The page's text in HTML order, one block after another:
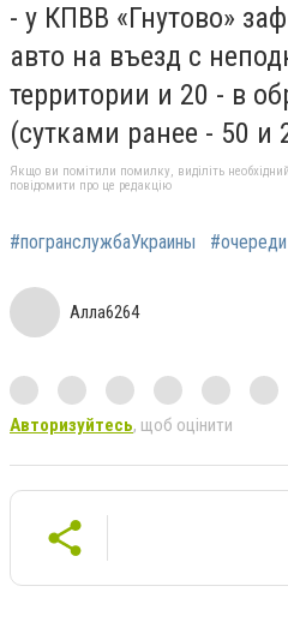
- у КПВВ «Гнутово»
авто на въезд с
территории и 20 - в
(сутками ранее - 50 и
Якщо ви помітили помилку, виділіть
повідомити про це редакцію
#погранслужбаУкраины #очереди
Алла6264
Авторизуйтесь, щоб оцінити